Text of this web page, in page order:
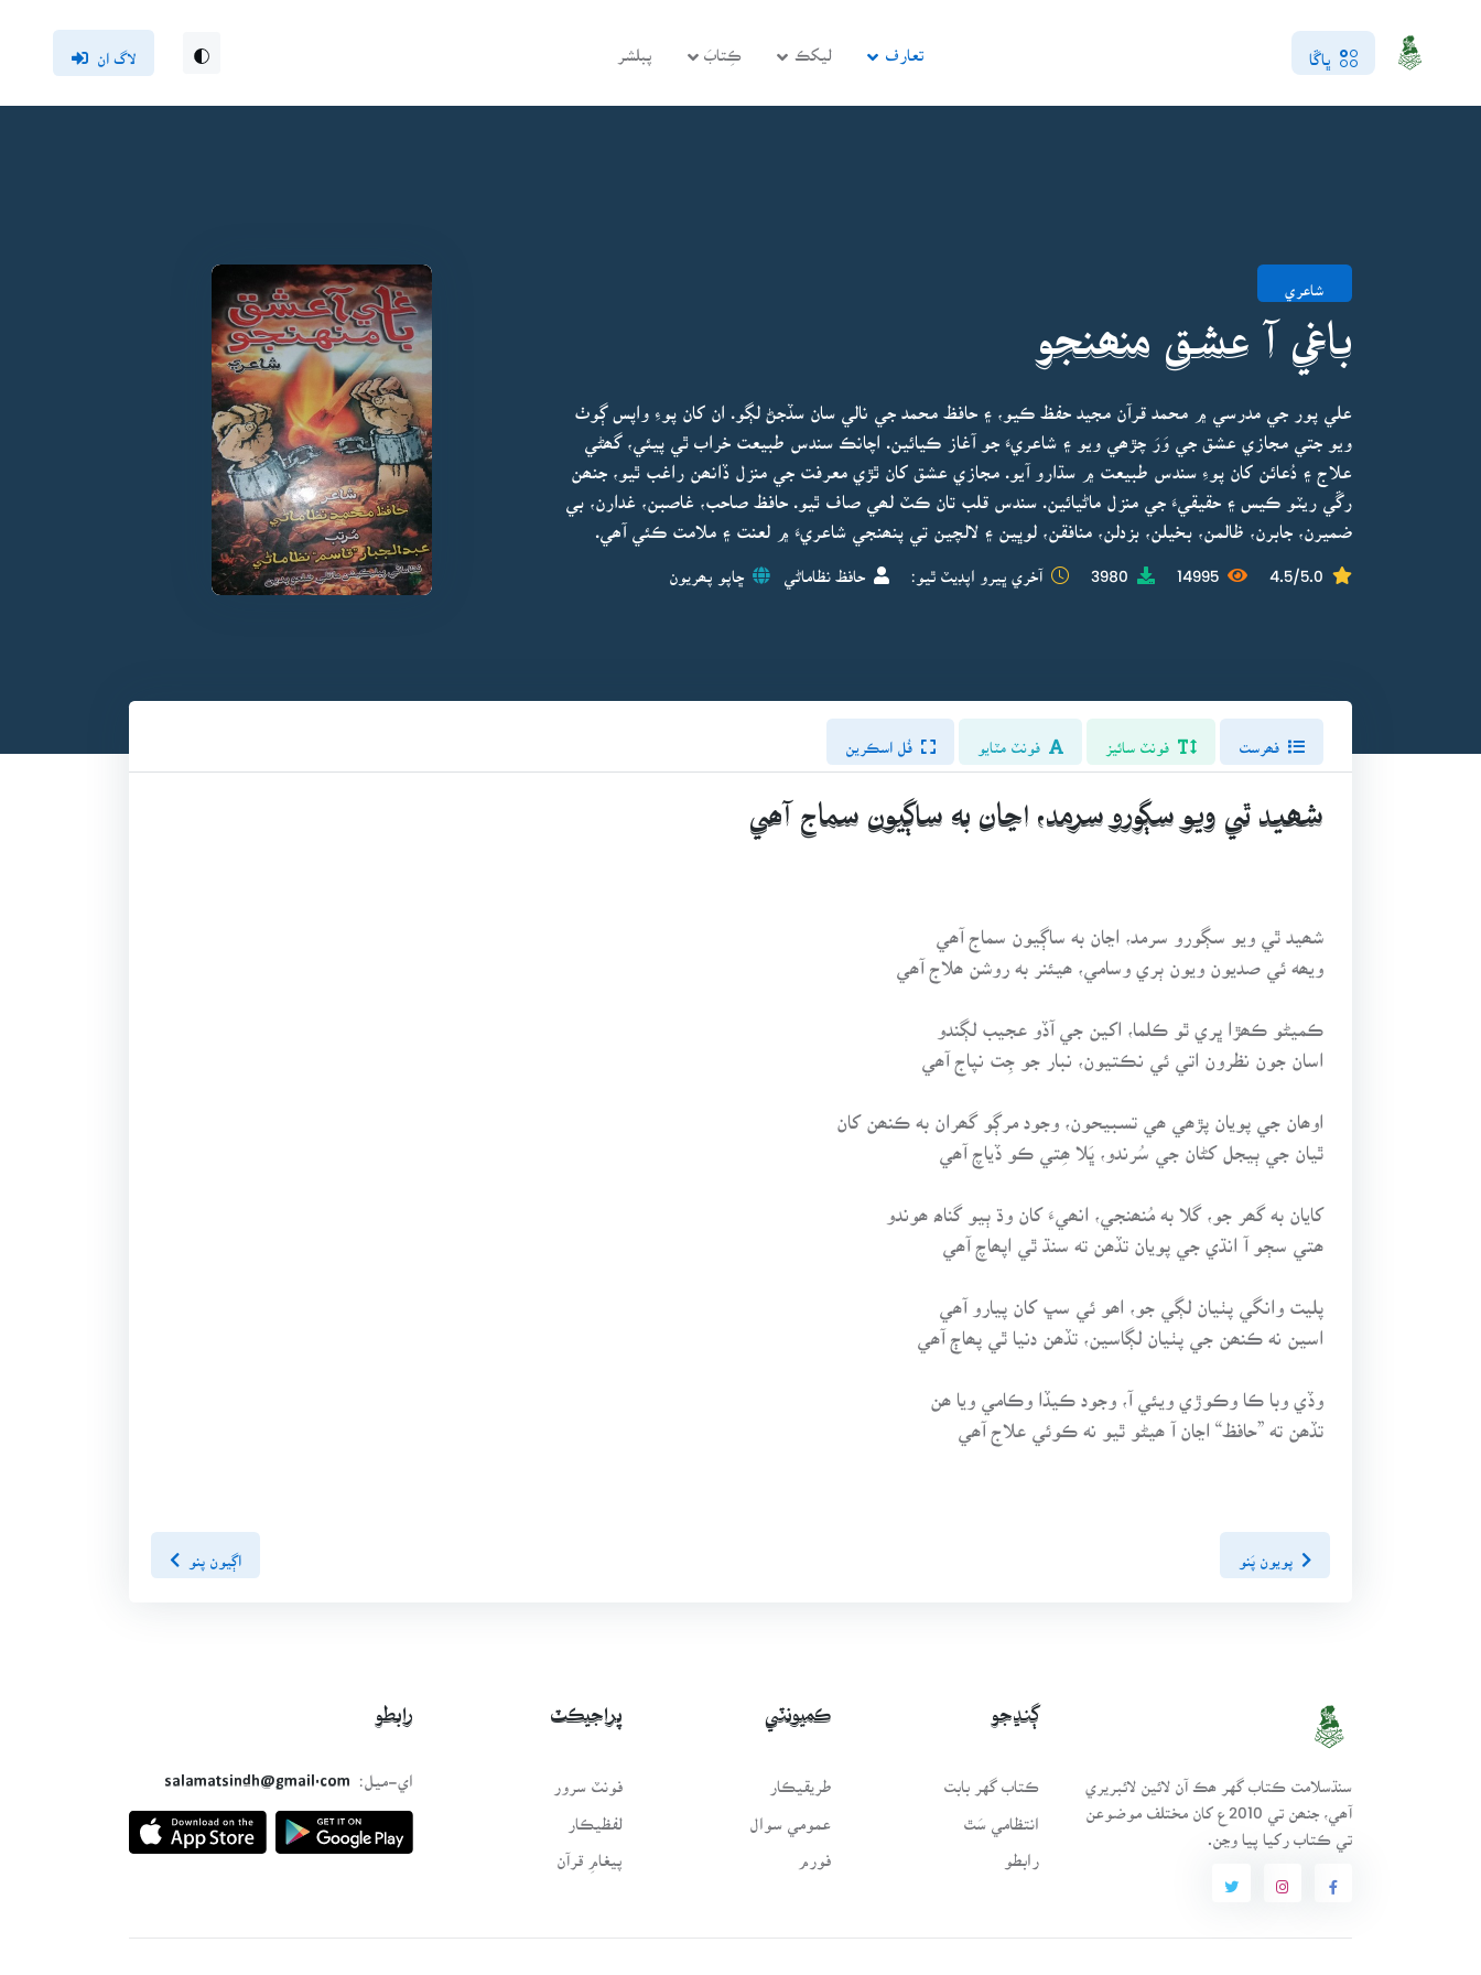
ڀاڱا تعارف ليکڪ ڪِتابَ پبلشر لاگ ان
شاعري
باغي آ عشق منھنجو
علي پور جي مدرسي ۾ محمد قرآن مجيد حفظ ڪيو، ۽ حافظ محمد جي نالي سان سڏجڻ لڳو. ان کان پوءِ واپس ڳوٺ
ويو جتي مجازي عشق جي وَرَ چڙھي ويو ۽ شاعريءَ جو آغاز ڪيائين. اچانڪ سندس طبيعت خراب ٿي پيئي، گھڻي
علاج ۽ دُعائن کان پوءِ سندس طبيعت ۾ سڌارو آيو. مجازي عشق کان ٿڙي معرفت جي منزل ڏانھن راغب ٿيو، جنھن
رڱي ريٽو ڪيس ۽ حقيقيءَ جي منزل ماڻيائين. سندس قلب تان ڪٽ لھي صاف ٿيو. حافظ صاحب، غاصبن، غدارن، بي
ضميرن، جابرن، ظالمن، بخيلن، بزدلن، منافقن، لوڀين ۽ لالچين تي پنھنجي شاعريءَ ۾ لعنت ۽ ملامت ڪئي آھي.
4.5/5.0
14995
3980 آخري ڀيرو اپڊيٽ ٿيو: حافظ نظاماڻي ڇاپو پھريون
فونٽ سائيز فونٽ مٽايو فُل اسڪرين
شھيد ٿي ويو سڳورو سرمد، اڃان به ساڳيون سماج آھي
شھيد ٿي ويو سڳورو سرمد، اڃان به ساڳيون سماج آھي
ويھه ئي صديون ويون ٻري وسامي، ھيئنر به روشن ھلاج آھي
ڪميڻو ڪھڙا ڀري ٿو ڪلما، اکين جي آڏو عجيب لڳندو
اسان جون نظرون اتي ئي نڪتيون، نبار جو جِت نپاج آھي
اوھان جي پويان پڙھي ھي تسبيحون، وجود مرڳو گھران به ڪنھن کان
ٿيان جي ٻيجل کڻان جي سُرندو، ڀَلا ھِتي ڪو ڏياچ آھي
کايان به گھر جو، گلا به مُنھنجي، انھيءَ کان وڌ ٻيو گناھ ھوندو
ھتي سڄو آ انڌي جي پويان تڏھن ته سنڌ ٿي اپھاچ آھي
پليت وانگي پٺيان لڳي جو، اھو ئي سڀ کان پيارو آھي
اسين نه ڪنھن جي پٺيان لڳاسين، تڏھن دنيا ٿي پھاڄ آھي
وڏي وبا ڪا وڪوڙي ويئي آ، وجود ڪيڏا وڪامي ويا ھن
تڏھن ته ”حافظ“ اڃان آ ھيڻو ٿيو نه ڪوئي علاج آھي
پويون پَنو اڳيون پنو
سنڌسلامت ڪتاب گهر ھڪ آن لائين لائبريري
آھي، جنھن تي 2010ع کان مختلف موضوعن
تي ڪتاب رکيا پيا وڃن.
ڳنڍجو
ڪتاب گهر بابت
انتظامي سَٿ
رابطو
ڪميونٽي
طريقيڪار
عمومي سوال
فورم
پراجيڪٽ
فونٽ سرور
لفظيڪار
پيغامِ قرآن
رابطو
اي-ميل:
salamatsindh@gmail.com